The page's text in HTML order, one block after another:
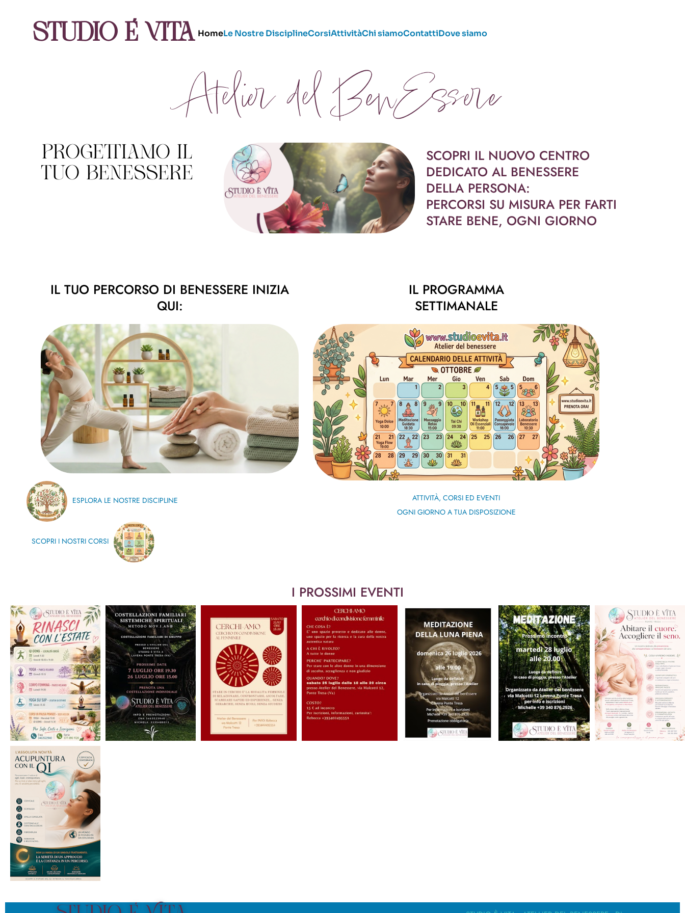
Studio É Vita HomeLe Nostre DisciplineCorsiAttivitàChi siamoContattiDove siamo
Atelier del BenEssere
PROGETTIAMO IL
TUO BENESSERE
SCOPRI IL NUOVO CENTRO
DEDICATO AL BENESSERE
DELLA PERSONA:
PERCORSI SU MISURA PER FARTI
STARE BENE, OGNI GIORNO
IL TUO PERCORSO DI BENESSERE INIZIA
QUI:
ESPLORA LE NOSTRE DISCIPLINE
SCOPRI I NOSTRI CORSI
IL PROGRAMMA
SETTIMANALE
ATTIVITÀ, CORSI ED EVENTI
OGNI GIORNO A TUA DISPOSIZIONE
I PROSSIMI EVENTI